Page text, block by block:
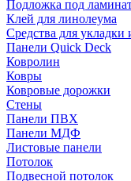
Подложка под
Клей для линолеума
Средства для
Панели Quick Deck
Ковролин
Ковры
Ковровые дорожки
Стены
Панели ПВХ
Панели МДФ
Листовые панели
Потолок
Подвесной потолок